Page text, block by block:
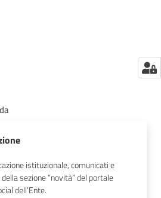
istituzionale, comunicati e
sezione “novità” del portale
dell’Ente.